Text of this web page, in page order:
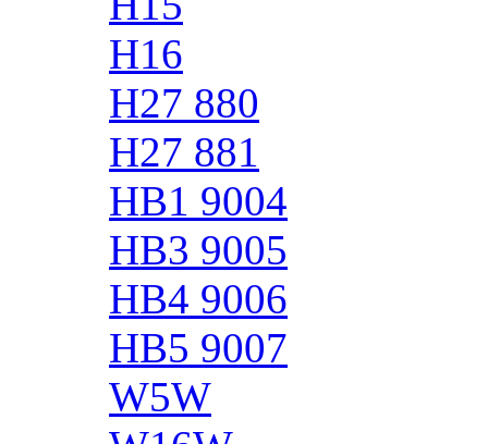
H16
H27 880
H27 881
HB1 9004
HB3 9005
HB4 9006
HB5 9007
W5W